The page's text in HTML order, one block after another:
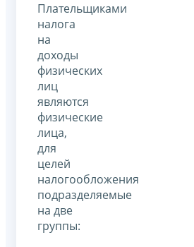
Плательщиками
налога
на
доходы
физических
лиц
являются
физические
лица,
для
целей
налогообложения
подразделяемые
на две
группы: